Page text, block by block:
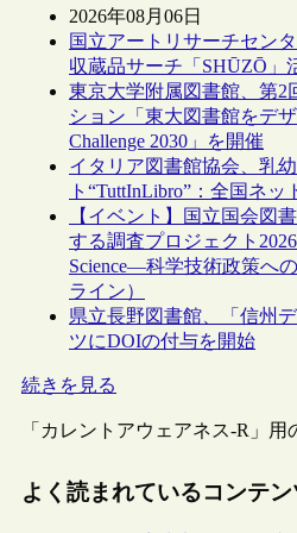
2026年08月06日
国立アートリサーチセン
収蔵品サーチ「SHŪZŌ」
東京大学附属図書館、第2
ション「東大図書館をデ
Challenge 2030」を開催
イタリア図書館協会、乳
ト“TuttInLibro”：全国ネ
【イベント】国立国会図
する調査プロジェクト
Science―科学技術政策へ
ライン）
県立長野図書館、「信州
ツにDOIの付与を開始
続きを見る
「カレントアウェアネス-R」用
よく読まれているコンテン